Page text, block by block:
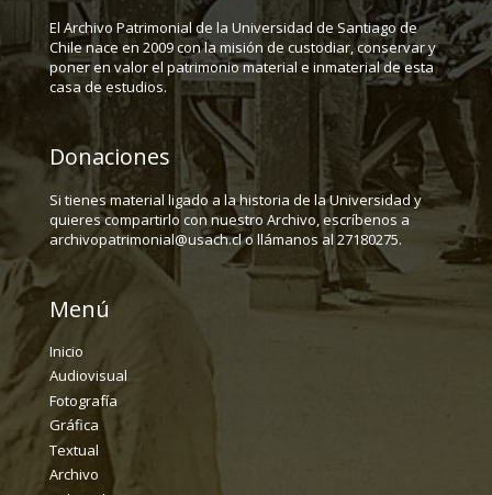
El Archivo Patrimonial de la Universidad de Santiago de
Chile nace en 2009 con la misión de custodiar, conservar y
poner en valor el patrimonio material e inmaterial de esta
casa de estudios.
Donaciones
Si tienes material ligado a la historia de la Universidad y
quieres compartirlo con nuestro Archivo, escríbenos a
archivopatrimonial@usach.cl o llámanos al 27180275.
Menú
Inicio
Audiovisual
Fotografía
Gráfica
Textual
Archivo